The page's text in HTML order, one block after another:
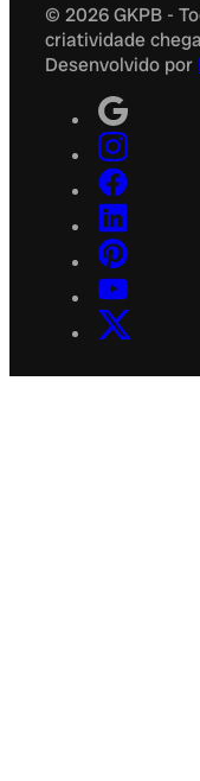
© 2026 GKPB -
criatividade
Desenvolvido por